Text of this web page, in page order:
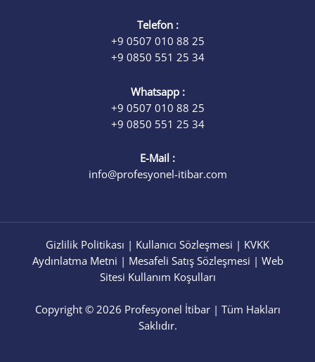
Telefon :
+9 0507 010 88 25
+9 0850 551 25 34
Whatsapp :
+9 0507 010 88 25
+9 0850 551 25 34
E-Mail :
info@profesyonel-itibar.com
Gizlilik Politikası | Kullanıcı Sözleşmesi | KVKK
Aydınlatma Metni | Mesafeli Satış Sözleşmesi | Web
Sitesi Kullanım Koşulları
Copyright © 2026 Profesyonel İtibar | Tüm Hakları
Saklıdır.